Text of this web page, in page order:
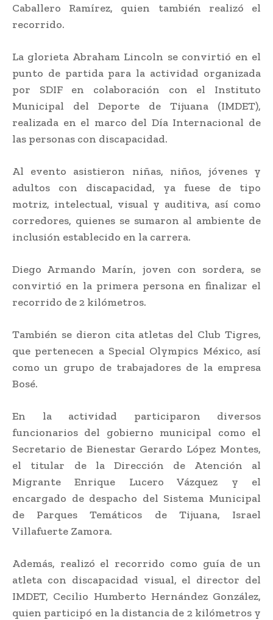
Caballero Ramírez, quien también realizó el
recorrido.
La glorieta Abraham Lincoln se convirtió en el
punto de partida para la actividad organizada
por SDIF en colaboración con el Instituto
Municipal del Deporte de Tijuana (IMDET),
realizada en el marco del Día Internacional de
las personas con discapacidad.
Al evento asistieron niñas, niños, jóvenes y
adultos con discapacidad, ya fuese de tipo
motriz, intelectual, visual y auditiva, así como
corredores, quienes se sumaron al ambiente de
inclusión establecido en la carrera.
Diego Armando Marín, joven con sordera, se
convirtió en la primera persona en finalizar el
recorrido de 2 kilómetros.
También se dieron cita atletas del Club Tigres,
que pertenecen a Special Olympics México, así
como un grupo de trabajadores de la empresa
Bosé.
En la actividad participaron diversos
funcionarios del gobierno municipal como el
Secretario de Bienestar Gerardo López Montes,
el titular de la Dirección de Atención al
Migrante Enrique Lucero Vázquez y el
encargado de despacho del Sistema Municipal
de Parques Temáticos de Tijuana, Israel
Villafuerte Zamora.
Además, realizó el recorrido como guía de un
atleta con discapacidad visual, el director del
IMDET, Cecilio Humberto Hernández González,
quien participó en la distancia de 2 kilómetros y